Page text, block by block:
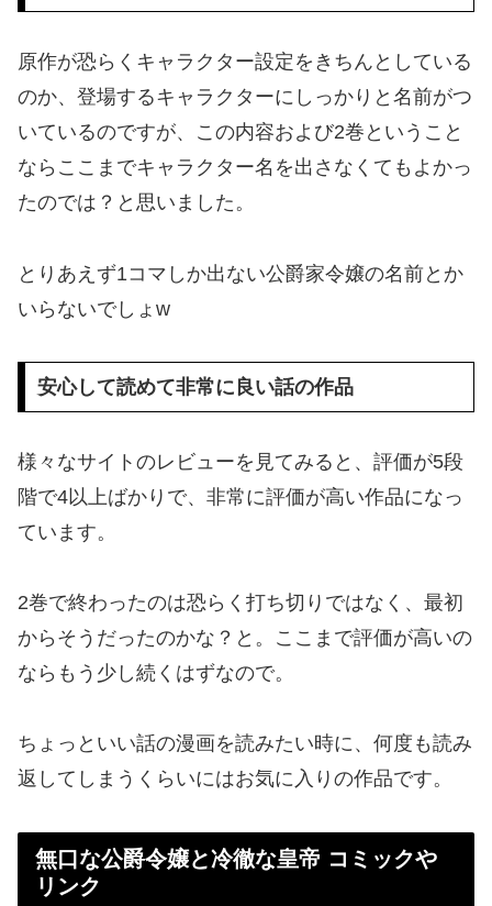
原作が恐らくキャラクター設定をきちんとしている
のか、登場するキャラクターにしっかりと名前がつ
いているのですが、この内容および2巻ということ
ならここまでキャラクター名を出さなくてもよかっ
たのでは？と思いました。
とりあえず1コマしか出ない公爵家令嬢の名前とか
いらないでしょw
安心して読めて非常に良い話の作品
様々なサイトのレビューを見てみると、評価が5段
階で4以上ばかりで、非常に評価が高い作品になっ
ています。
2巻で終わったのは恐らく打ち切りではなく、最初
からそうだったのかな？と。ここまで評価が高いの
ならもう少し続くはずなので。
ちょっといい話の漫画を読みたい時に、何度も読み
返してしまうくらいにはお気に入りの作品です。
無口な公爵令嬢と冷徹な皇帝 コミックや
リンク